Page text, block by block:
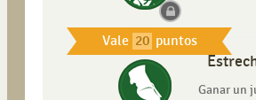
Vale 20 puntos
Ganar un